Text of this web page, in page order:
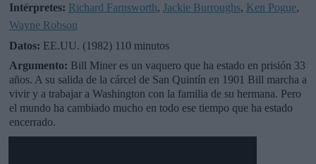
Intérpretes: Richard Farnsworth, Jackie Burroughs, Ken Pogue,
Wayne Robson
Datos: EE.UU. (1982) 110 minutos
Argumento: Bill Miner es un vaquero que ha estado en prisión 33
años. A su salida de la cárcel de San Quintín en 1901 Bill marcha a
vivir y a trabajar a Washington con la familia de su hermana. Pero
el mundo ha cambiado mucho en todo ese tiempo que ha estado
encerrado.